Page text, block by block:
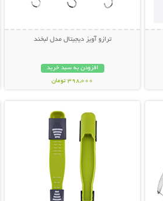
ترازو آویز دیجیتال مدل لبخند
افزودن به سبد خرید
398,000 تومان